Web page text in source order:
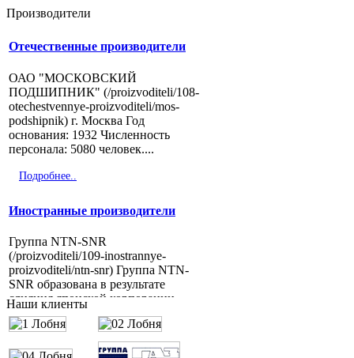
Производители
Отечественные производители
ОАО "МОСКОВСКИЙ
ПОДШИПНИК" (/proizvoditeli/108-
otechestvennye-proizvoditeli/mos-
podshipnik) г. Москва Год
основания: 1932 Численность
персонала: 5080 человек....
Подробнее..
Иностранные производители
Группа NTN-SNR
(/proizvoditeli/109-inostrannye-
proizvoditeli/ntn-snr) Группа NTN-
SNR образована в результате
слияния японской корпорации
NTN и...
Наши клиенты